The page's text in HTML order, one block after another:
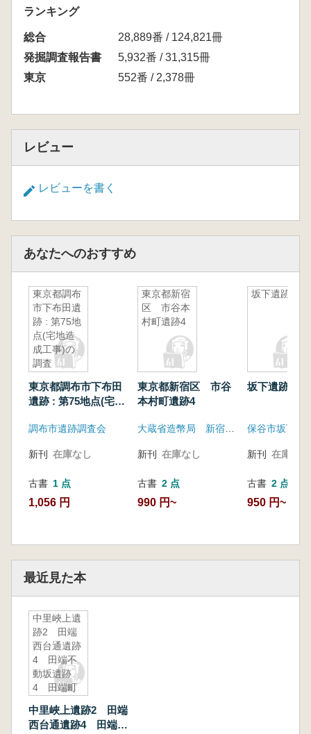
ランキング
総合
28,889番 / 124,821冊
発掘調査報告書
5,932番 / 31,315冊
東京
552番 / 2,378冊
レビュー
レビューを書く
あなたへのおすすめ
東京都調布
市下布田遺
跡 : 第75地
点(宅地造
成工事)の
調査
東京都調布市下布田
遺跡 : 第75地点(宅地
調布市遺跡調査会
新刊 在庫なし
古書 1 点
1,056 円
東京都新宿
区 市谷本
村町遺跡4
東京都新宿区 市谷
本村町遺跡4
新刊 在庫なし
古書 2 点
990 円~
坂下遺跡
坂下遺跡
新刊 在庫なし
古書 2 点
950 円~
最近見た本
中里峽上遺
跡2 田端
西台通遺跡
4 田端不
動坂遺跡
4 田端町
中里峽上遺跡2 田端
西台通遺跡4 田端不